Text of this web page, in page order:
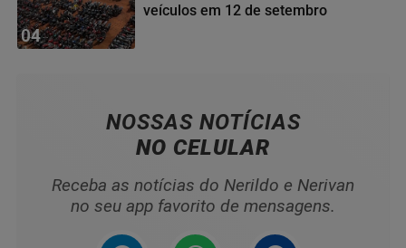
04
veículos em 12 de setembro
NOSSAS NOTÍCIAS
NO CELULAR
Receba as notícias do Nerildo e Nerivan
no seu app favorito de mensagens.